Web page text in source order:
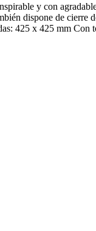
y con
dispone de cierre
425 x 425 mm Con